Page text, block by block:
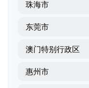
珠海市
东莞市
澳门特别行政区
惠州市